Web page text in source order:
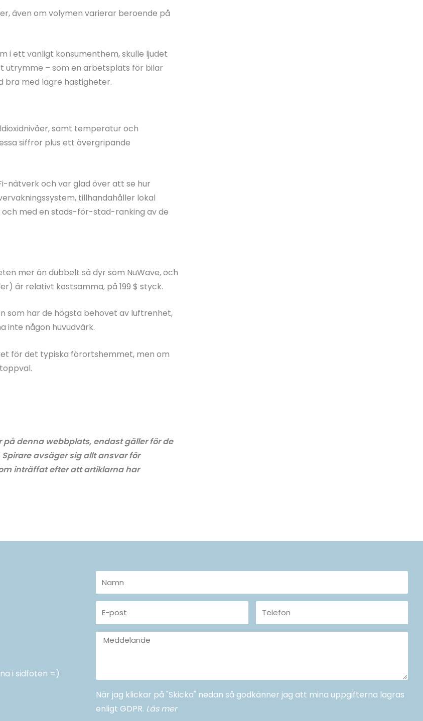
även om volymen varierar beroende på
i ett vanligt konsumenthem, skulle ljudet
– som en arbetsplats för bilar
bra med lägre hastigheter.
samt temperatur och
siffror plus ett övergripande
nätverk och var glad över att se hur
tillhandahåller lokal
med en stads-för-stad-ranking av de
mer än dubbelt så dyr som NuWave, och
är relativt kostsamma, på 199 $ styck.
som har de högsta behovet av luftrenhet,
inte någon huvudvärk.
för det typiska förortshemmet, men om
denna webbplats, endast gäller för de
avsäger sig allt ansvar för
inträffat efter att artiklarna har
i sidfoten =)
Namn
E-
post
Telefon
Meddelande
När jag klickar på "Skicka" nedan så godkänner jag att mina uppgifterna lagras
enligt GDPR. Läs mer